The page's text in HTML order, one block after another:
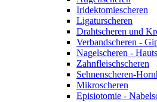
Iridektomiescheren
Ligaturscheren
Drahtscheren und
Verbandscheren -
Nagelscheren -
Zahnfleischscheren
Sehnenscheren-
Mikroscheren
Episiotomie -